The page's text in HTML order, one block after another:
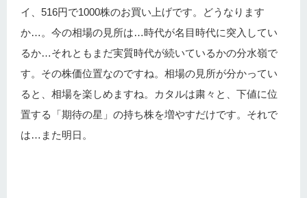
イ、516円で1000株のお買い上げです。どうなります
か…。今の相場の見所は…時代が名目時代に突入してい
るか…それともまだ実質時代が続いているかの分水嶺で
す。その株価位置なのですね。相場の見所が分かってい
ると、相場を楽しめますね。カタルは粛々と、下値に位
置する「期待の星」の持ち株を増やすだけです。それで
は…また明日。